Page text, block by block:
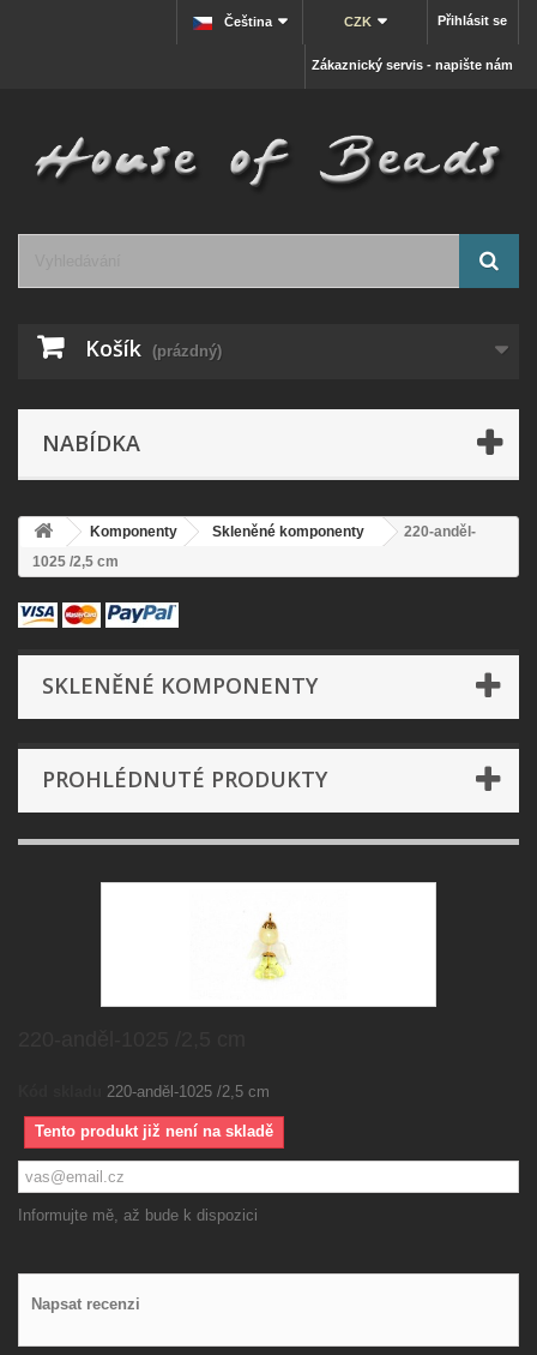
Přihlásit se
CZK
Čeština
Zákaznický servis - napište nám
Košík (prázdný)
NABÍDKA
Komponenty Skleněné komponenty
220-anděl-
1025 /2,5 cm
SKLENĚNÉ KOMPONENTY
PROHLÉDNUTÉ PRODUKTY
220-anděl-1025 /2,5 cm
Tento produkt již není na skladě
Informujte mě, až bude k dispozici
Napsat recenzi